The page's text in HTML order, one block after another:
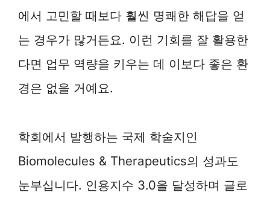
에서 고민할 때보다 훨씬 명쾌한 해답을 얻
는 경우가 많거든요. 이런 기회를 잘 활용한
다면 업무 역량을 키우는 데 이보다 좋은 환
경은 없을 거예요.
학회에서 발행하는 국제 학술지인
Biomolecules & Therapeutics의 성과도
눈부십니다. 인용지수 3.0을 달성하며 글로